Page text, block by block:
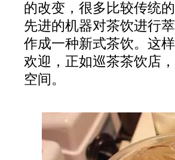
的改变，很多比较传统
先进的机器对茶饮进行
作成一种新式茶饮。这
欢迎，正如巡茶茶饮店
空间。